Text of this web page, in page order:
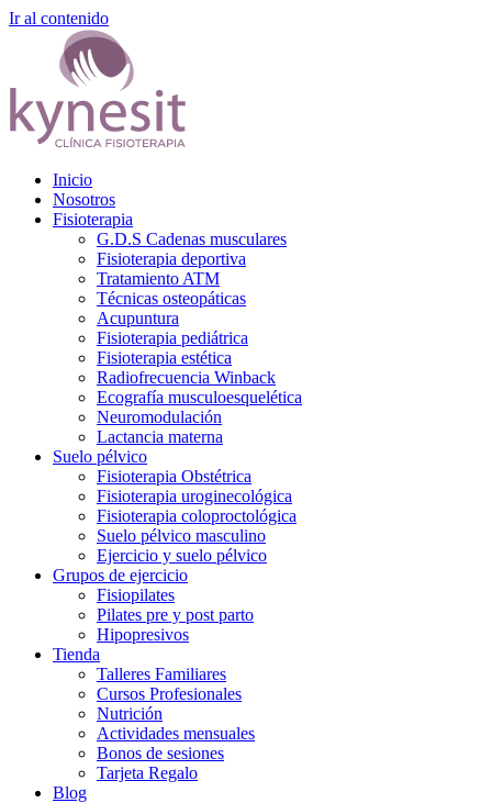
Ir al contenido
Inicio
Nosotros
Fisioterapia
G.D.S Cadenas musculares
Fisioterapia deportiva
Tratamiento ATM
Técnicas osteopáticas
Acupuntura
Fisioterapia pediátrica
Fisioterapia estética
Radiofrecuencia Winback
Ecografía musculoesquelética
Neuromodulación
Lactancia materna
Suelo pélvico
Fisioterapia Obstétrica
Fisioterapia uroginecológica
Fisioterapia coloproctológica
Suelo pélvico masculino
Ejercicio y suelo pélvico
Grupos de ejercicio
Fisiopilates
Pilates pre y post parto
Hipopresivos
Tienda
Talleres Familiares
Cursos Profesionales
Nutrición
Actividades mensuales
Bonos de sesiones
Tarjeta Regalo
Blog